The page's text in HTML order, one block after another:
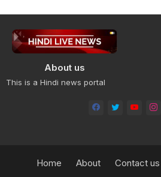
About us
This is a Hindi news portal
Home About Contact us